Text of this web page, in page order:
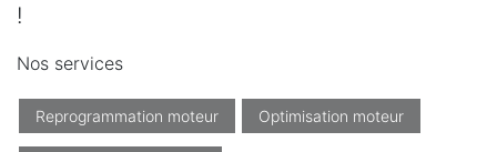
!
Nos services
Reprogrammation moteur Optimisation moteur